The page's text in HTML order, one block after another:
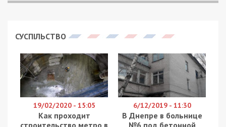
СУСПІЛЬСТВО
19/02/2020 - 15:05
Как проходит
строительство метро в
6/12/2019 - 11:30
В Днепре в больнице
№6 под бетонной